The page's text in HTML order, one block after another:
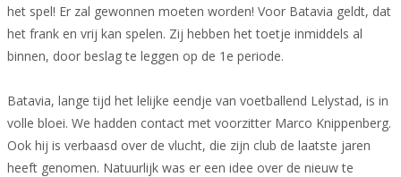
het spel! Er zal gewonnen moeten worden! Voor Batavia geldt, dat
het frank en vrij kan spelen. Zij hebben het toetje inmiddels al
binnen, door beslag te leggen op de 1e periode.
Batavia, lange tijd het lelijke eendje van voetballend Lelystad, is in
volle bloei. We hadden contact met voorzitter Marco Knippenberg.
Ook hij is verbaasd over de vlucht, die zijn club de laatste jaren
heeft genomen. Natuurlijk was er een idee over de nieuw te